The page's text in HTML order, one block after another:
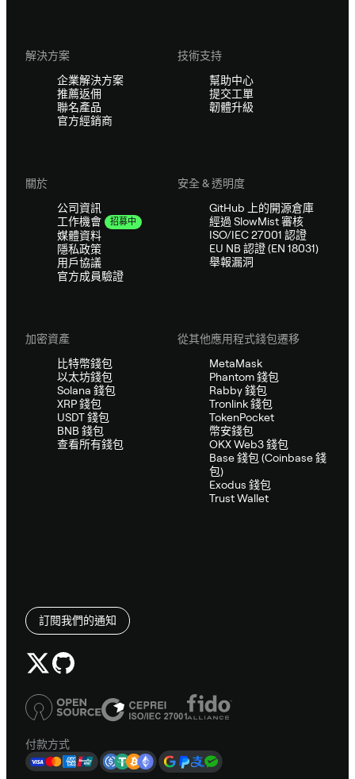
解決方案
企業解決方案
推薦返佣
聯名產品
官方經銷商
技術支持
幫助中心
提交工單
韌體升級
關於
公司資訊
工作機會
招募中
媒體資料
隱私政策
用戶協議
官方成員驗證
安全 & 透明度
GitHub 上的開源倉庫
經過 SlowMist 審核
ISO/IEC 27001 認證
EU NB 認證 (EN 18031)
舉報漏洞
加密資產
比特幣錢包
以太坊錢包
Solana 錢包
XRP 錢包
USDT 錢包
BNB 錢包
查看所有錢包
從其他應用程式錢包遷移
MetaMask
Phantom 錢包
Rabby 錢包
Tronlink 錢包
TokenPocket
幣安錢包
OKX Web3 錢包
Base 錢包 (Coinbase 錢
包)
Exodus 錢包
Trust Wallet
訂閱我們的通知
付款方式